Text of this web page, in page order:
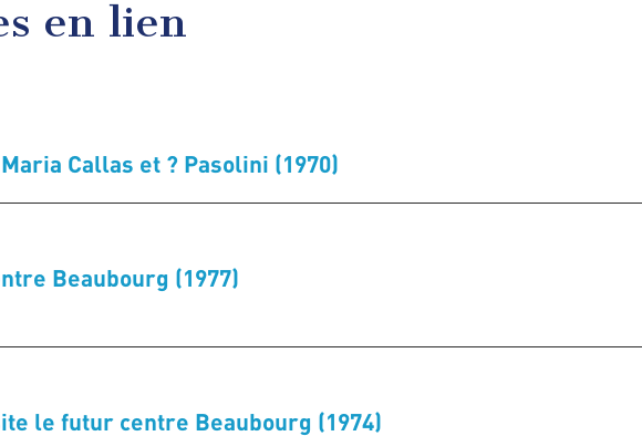
en lien
Callas et ? Pasolini (1970)
Beaubourg (1977)
le futur centre Beaubourg (1974)